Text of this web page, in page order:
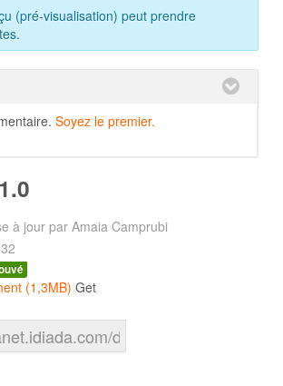
(pré-visualisation) peut prendre
Soyez le premier.
à jour par Amaia Camprubi
(1,3MB) Get